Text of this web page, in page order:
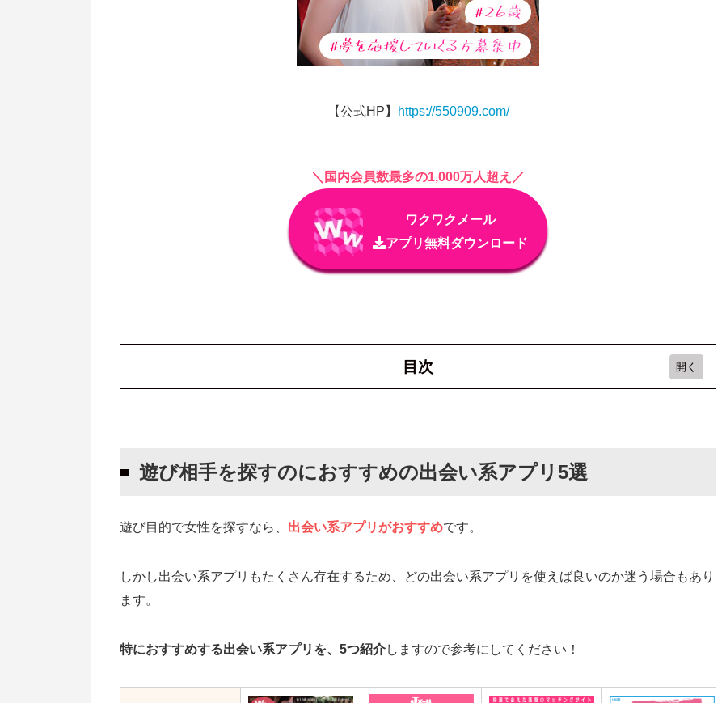
【公式HP】 https://550909.com/
＼国内会員数最多の1,000万人超え／
ワクワクメール
アプリ無料ダウンロード
目次
Jメール
ハッピーメール
遊び目的で出会い系アプリを使うなら複数のアプリ利用がおすすめ
そもそも軽い出会いを求めている層が多いから
寂しさを埋める目的の女性が多いから
遊び相手を探すのにおすすめの出会い系アプリ5選
遊び目的で女性を探すなら、 出会い系アプリがおすすめです。
しかし出会い系アプリもたくさん存在するため、どの出会い系アプリを使えば良いのか迷う場合もあり
ます。
特におすすめする出会い系アプリを、5つ紹介しますので参考にしてください！